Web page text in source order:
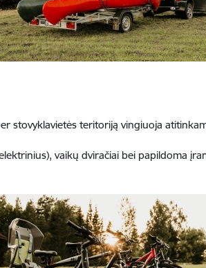
stovyklavietės teritoriją vingiuoja
vaikų dviračiai bei papildoma